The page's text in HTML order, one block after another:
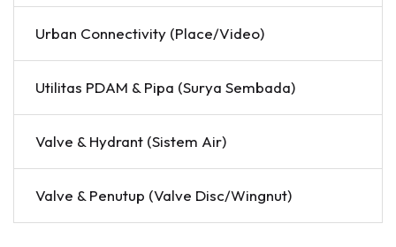
Urban Connectivity (Place/Video)
Utilitas PDAM & Pipa (Surya Sembada)
Valve & Hydrant (Sistem Air)
Valve & Penutup (Valve Disc/Wingnut)